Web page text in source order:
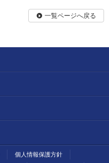
一覧ページへ戻る
個人情報保護方針